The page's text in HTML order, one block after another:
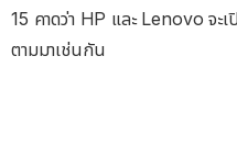
15 คาดว่า HP และ Lenovo จะ
ตามมาเช่นกัน